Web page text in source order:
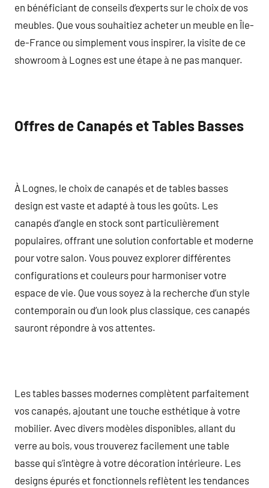
en bénéficiant de conseils d’experts sur le choix de vos
meubles. Que vous souhaitiez acheter un meuble en Île-
de-France ou simplement vous inspirer, la visite de ce
showroom à Lognes est une étape à ne pas manquer.
Offres de Canapés et Tables Basses
À Lognes, le choix de canapés et de tables basses
design est vaste et adapté à tous les goûts. Les
canapés d’angle en stock sont particulièrement
populaires, offrant une solution confortable et moderne
pour votre salon. Vous pouvez explorer différentes
configurations et couleurs pour harmoniser votre
espace de vie. Que vous soyez à la recherche d’un style
contemporain ou d’un look plus classique, ces canapés
sauront répondre à vos attentes.
Les tables basses modernes complètent parfaitement
vos canapés, ajoutant une touche esthétique à votre
mobilier. Avec divers modèles disponibles, allant du
verre au bois, vous trouverez facilement une table
basse qui s’intègre à votre décoration intérieure. Les
designs épurés et fonctionnels reflètent les tendances